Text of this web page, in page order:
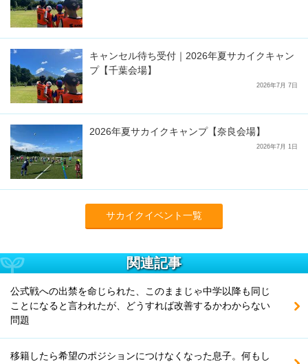
キャンセル待ち受付｜2026年夏サカイクキャン
プ【千葉会場】
2026年7月 7日
2026年夏サカイクキャンプ【奈良会場】
2026年7月 1日
サカイクイベント一覧
関連記事
公式戦への出禁を命じられた、このままじゃ中学以降も同じ
ことになると言われたが、どうすれば改善するかわからない
問題
移籍したら希望のポジションにつけなくなった息子。何もし